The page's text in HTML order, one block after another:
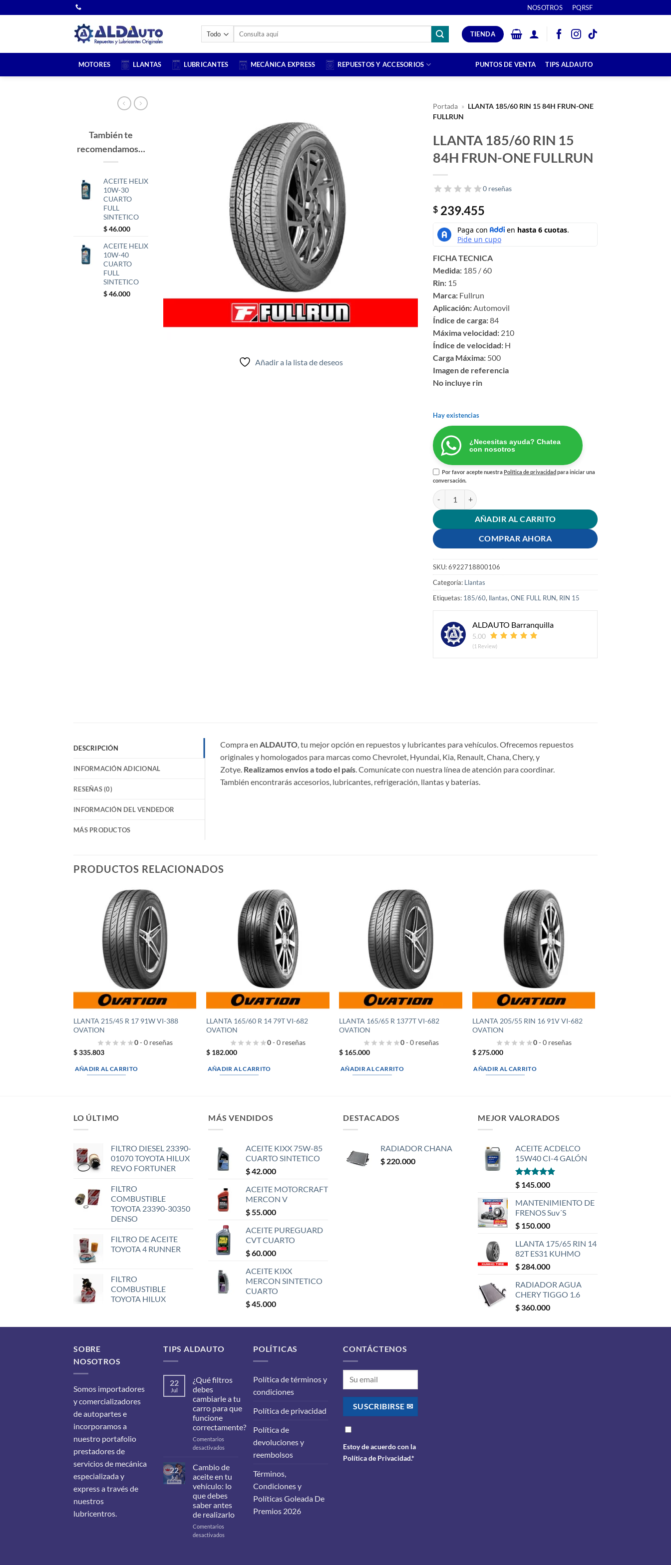
al
NOSOTROS PQRSF
Buscar
TIENDA
MOTORES LLANTAS LUBRICANTES MECÁNICA EXPRESS REPUESTOS Y ACCESORIOS PUNTOS DE VENTA TIPS ALDAUTO
También te
recomendamos…
ACEITE HELIX
10W-30
CUARTO
FULL
SINTETICO
$46.000
ACEITE HELIX
10W-40
CUARTO
FULL
SINTETICO
$46.000
Añadir a la lista de deseos
Portada » LLANTA 185/60 RIN 15 84H FRUN-ONE
FULLRUN
LLANTA 185/60 RIN 15
84H FRUN-ONE FULLRUN
0 reseñas
$ 239.455
FICHA TECNICA
Medida: 185 / 60
Rin: 15
Marca: Fullrun
Aplicación: Automovil
Índice de carga:84
Máxima velocidad: 210
Índice de velocidad: H
Carga Máxima: 500
Imagen de referencia
No incluye rin
Hay existencias
¿Necesitas ayuda? Chatea
con nosotros
Por favor acepte nuestraPolítica de privacidad para iniciar una
conversación.
LLANTA 185/60 RIN 15 84H FRUN-ONE FULLRUN cantidad
AÑADIR AL CARRITO
COMPRAR AHORA
SKU:6922718800106
Categoría: Llantas
Etiquetas: 185/60, llantas, ONE FULL RUN, RIN 15
ALDAUTO Barranquilla
5.00
(1 Review)
DESCRIPCIÓN
INFORMACIÓN ADICIONAL
RESEÑAS (0)
INFORMACIÓN DEL VENDEDOR
MÁS PRODUCTOS
Compra en ALDAUTO, tu mejor opción en repuestos y lubricantes para vehículos. Ofrecemos repuestos
originales y homologados para marcas como Chevrolet, Hyundai, Kia, Renault, Chana, Chery, y
Zotye. Realizamos envíos a todo el país. Comunícate con nuestra línea de atención para coordinar.
También encontrarás accesorios, lubricantes, refrigeración, llantas y baterías.
PRODUCTOS RELACIONADOS
LLANTA 215/45 R 17 91W VI-388
OVATION
0- 0 reseñas
$335.803
AÑADIR AL CARRITO
LLANTA 165/60 R 14 79T VI-682
OVATION
0- 0 reseñas
$ 182.000
AÑADIR AL CARRITO
LLANTA 165/65 R 1377T VI-682
OVATION
0- 0 reseñas
$ 165.000
AÑADIR AL CARRITO
LLANTA 205/55 RIN 16 91V VI-682
OVATION
0- 0 reseñas
$275.000
AÑADIR AL CARRITO
LO ÚLTIMO
FILTRO DIESEL 23390-
01070 TOYOTA HILUX
REVO FORTUNER
FILTRO
COMBUSTIBLE
TOYOTA 23390-30350
DENSO
FILTRO DE ACEITE
TOYOTA 4 RUNNER
FILTRO
COMBUSTIBLE
TOYOTA HILUX
MÁS VENDIDOS
ACEITE KIXX 75W-85
CUARTO SINTETICO
$42.000
ACEITE MOTORCRAFT
MERCON V
$55.000
ACEITE PUREGUARD
CVT CUARTO
$60.000
ACEITE KIXX
MERCON SINTETICO
CUARTO
$45.000
DESTACADOS
RADIADOR CHANA
$ 220.000
MEJOR VALORADOS
ACEITE ACDELCO
15W40 CI-4 GALÓN
Valorado
con
$ 145.000
MANTENIMIENTO DE
FRENOS Suv´S
$ 150.000
LLANTA 175/65 RIN 14
82T ES31 KUHMO
$ 284.000
RADIADOR AGUA
CHERY TIGGO 1.6
$ 360.000
SOBRE
NOSOTROS
Somos importadores
y comercializadores
de autopartes e
incorporamos a
nuestro portafolio
prestadores de
servicios de mecánica
especializada y
express a través de
nuestros
lubricentros.
TIPS ALDAUTO
22
Jul
¿Qué filtros
debes
cambiarle a tu
carro para que
funcione
correctamente?
Comentarios
desactivados
filtros
debes
cambiarle
a
tu
carro
para
22
Jul
Cambio de
aceite en tu
vehículo: lo
que debes
saber antes
de realizarlo
Comentarios
desactivados
POLÍTICAS
Política de términos y
condiciones
Política de privacidad
Política de
devoluciones y
reembolsos
Términos,
Condiciones y
Políticas Goleada De
Premios 2026
CONTÁCTENOS
Estoy de acuerdo con la
Política de Privacidad.*